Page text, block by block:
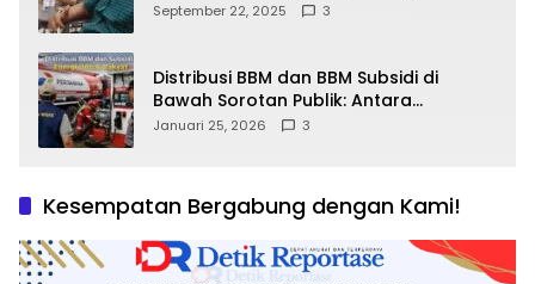
September 22, 2025 3
Distribusi BBM dan BBM Subsidi di
Bawah Sorotan Publik: Antara
Kepentingan Negara, Hak Konsumen,
Januari 25, 2026 3
Kesempatan Bergabung dengan Kami!